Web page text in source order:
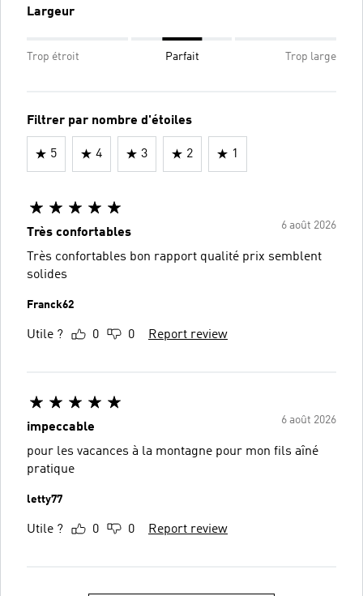
Largeur
Trop étroit Parfait Trop large
Filtrer par nombre d'étoiles
5 4 3 2 1
6 août 2026
Très confortables
Très confortables bon rapport qualité prix semblent
solides
Franck62
Utile ? 0 0 Report review
6 août 2026
impeccable
pour les vacances à la montagne pour mon fils aîné
pratique
letty77
Utile ? 0 0 Report review